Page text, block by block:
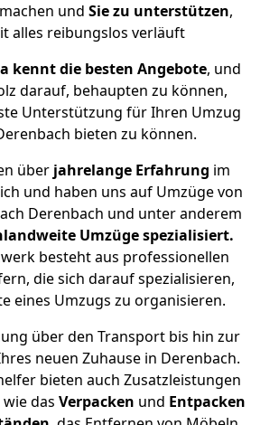
und Sie zu unterstützen,
alles reibungslos verläuft
kennt die besten Angebote, und
darauf, behaupten zu können,
Unterstützung für Ihren Umzug
bieten zu können.
überjahrelange Erfahrung im
und haben uns auf Umzüge von
Derenbach und unter anderem
Umzüge spezialisiert.
besteht aus professionellen
die sich darauf spezialisieren,
eines Umzugs zu organisieren.
über den Transport bis hin zur
neuen Zuhause in Derenbach.
bieten auch Zusatzleistungen
das Verpacken und Entpacken